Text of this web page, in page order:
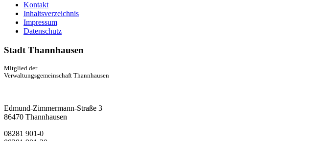
Kontakt
Inhaltsverzeichnis
Impressum
Datenschutz
Stadt Thannhausen
Mitglied der
Verwaltungsgemeinschaft Thannhausen
Edmund-Zimmermann-Straße 3
86470 Thannhausen
08281 901-0